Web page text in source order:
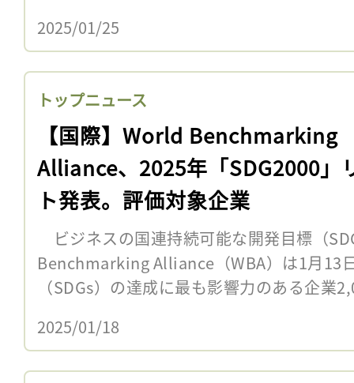
2025/01/25
トップニュース
【国際】World Benchmarking
Alliance、2025年「SDG2000」
ト発表。評価対象企業
ビジネスの国連持続可能な開発目標（
Benchmarking Alliance（WBA）は1月13
（SDGs）の達成に最も影響力のある企
2025/01/18